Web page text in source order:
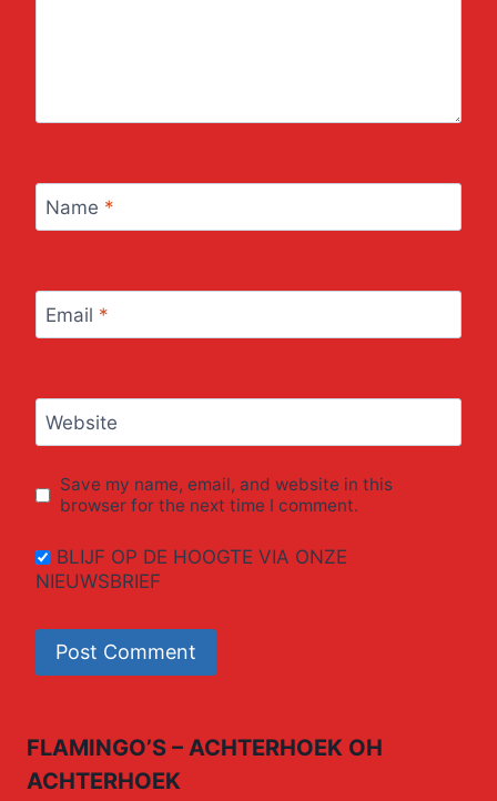
Name *
Email *
Website
Save my name, email, and website in this
browser for the next time I comment.
BLIJF OP DE HOOGTE VIA ONZE
NIEUWSBRIEF
FLAMINGO’S – ACHTERHOEK OH
ACHTERHOEK